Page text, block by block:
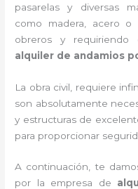
pasarelas y diversas
como madera, acero o
obreros y requiriendo
alquiler de andamios
La obra civil, requiere
son absolutamente
y estructuras de
para proporcionar
A continuación, te
por la empresa de